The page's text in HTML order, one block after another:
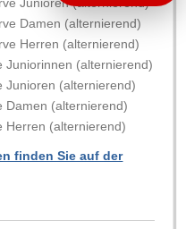
Damen (alternierend)
Herren (alternierend)
(alternierend)
(alternierend)
(alternierend)
(alternierend)
finden Sie auf der